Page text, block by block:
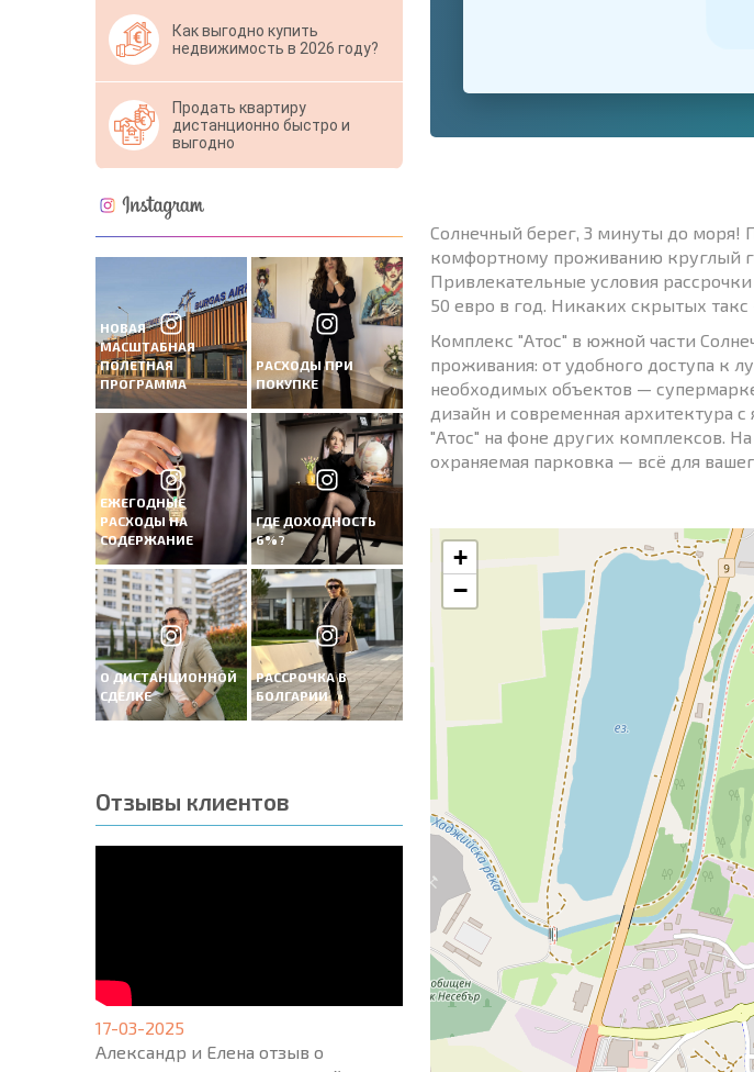
Как выгодно купить
недвижимость в 2026 году?
Продать квартиру
дистанционно быстро и
выгодно
НОВАЯ
МАСШТАБНАЯ
ПОЛЕТНАЯ
ПРОГРАММА
РАСХОДЫ ПРИ
ПОКУПКЕ
ЕЖЕГОДНЫЕ
РАСХОДЫ НА
СОДЕРЖАНИЕ
ГДЕ ДОХОДНОСТЬ
6%?
О ДИСТАНЦИОННОЙ
СДЕЛКЕ
РАССРОЧКА В
БОЛГАРИИ
Отзывы клиентов
17-03-2025
Александр и Елена отзыв о
Солнечный берег, 3 минуты до моря!
комфортному проживанию круглый
Привлекательные условия
50 евро в год. Никаких скрытых
Комплекс "Атос" в южной части
проживания: от удобного доступа к
необходимых объектов —
дизайн и современная
"Атос" на фоне других комплексов.
охраняемая парковка — всё для
+
−